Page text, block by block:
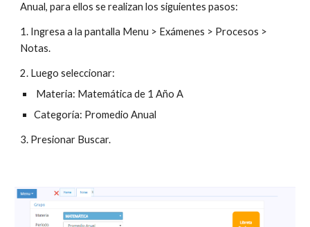
Anual, para ellos se realizan los siguientes pasos:
1. Ingresa a la pantalla Menu > Exámenes > Procesos >
Notas.
2. Luego seleccionar:
Materia: Matemática de 1 Año A
Categoría: Promedio Anual
3. Presionar Buscar.